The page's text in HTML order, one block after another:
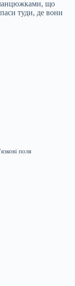
ланцюжками, що
туди, де вони
поля